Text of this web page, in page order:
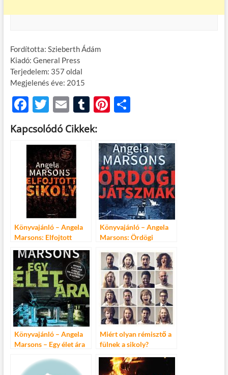
Fordította: Szieberth Ádám
Kiadó: General Press
Terjedelem: 357 oldal
Megjelenés éve: 2015
F
ac
e
b
o
o
k
T
w
itt
er
E
m
ail
T
u
m
bl
Pi
es
t
O
m
e
g
Kapcsolódó Cikkek:
Könyvajánló – Angela
Marsons: Elfojtott
Könyvajánló – Angela
Marsons: Ördögi
Könyvajánló – Angela
Marsons – Egy élet ára
Miért olyan rémisztő a
fülnek a sikoly?